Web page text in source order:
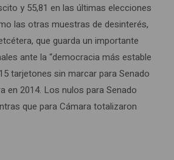
y 55,81 en las últimas elecciones
las otras muestras de desinterés,
que guarda un importante
ante la “democracia más estable
tarjetones sin marcar para Senado
en 2014. Los nulos para Senado
que para Cámara totalizaron